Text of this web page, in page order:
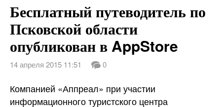
Бесплатный путеводитель по
Псковской области
опубликован в AppStore
14 апреля 2015 11:51 0
Компанией «Аппреал» при участии
информационного туристского центра